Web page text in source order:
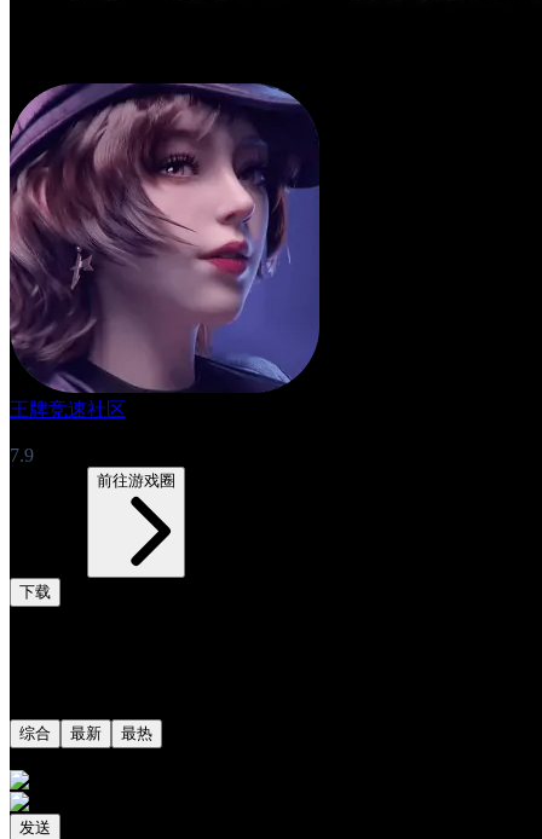
王牌竞速社区
7.9
前往游戏圈
下载
综合 最新 最热
发送